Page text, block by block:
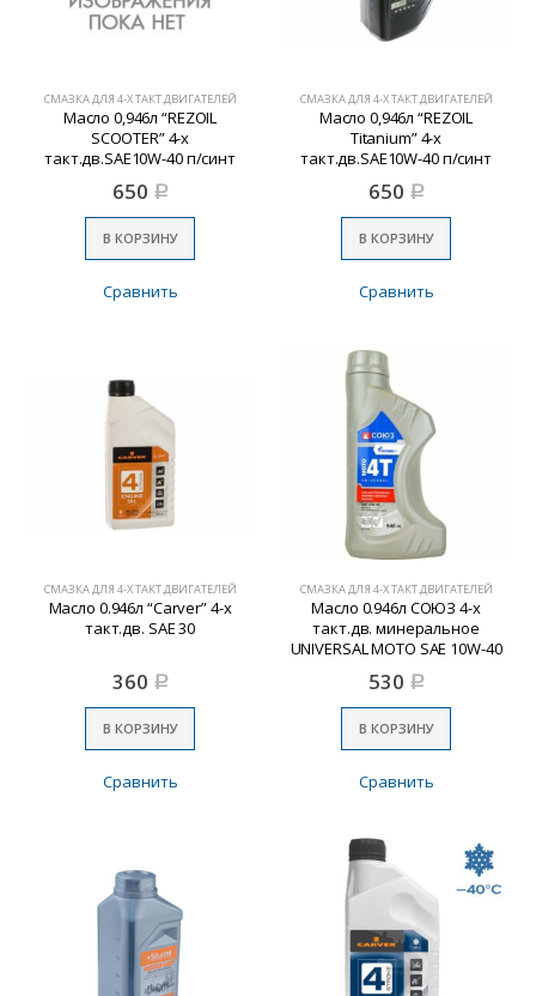
СМАЗКА ДЛЯ 4-Х ТАКТ.ДВИГАТЕЛЕЙ
Масло 0,946л “REZOIL
SCOOTER” 4-х
такт.дв.SAE10W-40 п/синт
650 Р
В КОРЗИНУ
Сравнить
СМАЗКА ДЛЯ 4-Х ТАКТ.ДВИГАТЕЛЕЙ
Масло 0,946л “REZOIL
Titanium” 4-х
такт.дв.SAE10W-40 п/синт
(до -30)
650 Р
В КОРЗИНУ
Сравнить
СМАЗКА ДЛЯ 4-Х ТАКТ.ДВИГАТЕЛЕЙ
Масло 0.946л “Carver” 4-х
такт.дв. SAE 30
360 Р
В КОРЗИНУ
Сравнить
СМАЗКА ДЛЯ 4-Х ТАКТ.ДВИГАТЕЛЕЙ
Масло 0.946л СОЮЗ 4-х
такт.дв. минеральное
UNIVERSAL МОТО SAE 10W-40
530 Р
В КОРЗИНУ
Сравнить